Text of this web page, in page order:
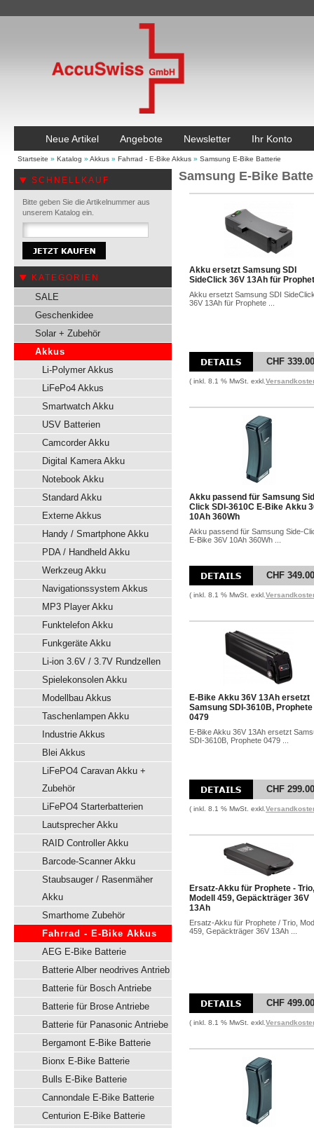
Neue Artikel Angebote Newsletter Ihr Konto
Startseite » Katalog » Akkus » Fahrrad - E-Bike Akkus » Samsung E-Bike Batterie
SCHNELLKAUF
Bitte geben Sie die Artikelnummer aus
unserem Katalog ein.
KATEGORIEN
SALE
Geschenkidee
Solar + Zubehör
Akkus
Li-Polymer Akkus
LiFePo4 Akkus
Smartwatch Akku
USV Batterien
Camcorder Akku
Digital Kamera Akku
Notebook Akku
Standard Akku
Externe Akkus
Handy / Smartphone Akku
PDA / Handheld Akku
Werkzeug Akku
Navigationssystem Akkus
MP3 Player Akku
Funktelefon Akku
Funkgeräte Akku
Li-ion 3.6V / 3.7V Rundzellen
Spielekonsolen Akku
Modellbau Akkus
Taschenlampen Akku
Industrie Akkus
Blei Akkus
LiFePO4 Caravan Akku +
Zubehör
LiFePO4 Starterbatterien
Lautsprecher Akku
RAID Controller Akku
Barcode-Scanner Akku
Staubsauger / Rasenmäher
Akku
Smarthome Zubehör
Fahrrad - E-Bike Akkus
AEG E-Bike Batterie
Batterie Alber neodrives Antrieb
Batterie für Bosch Antriebe
Batterie für Brose Antriebe
Batterie für Panasonic Antriebe
Bergamont E-Bike Batterie
Bionx E-Bike Batterie
Bulls E-Bike Batterie
Cannondale E-Bike Batterie
Centurion E-Bike Batterie
Samsung E-Bike
Akku ersetzt Samsung SDI
SideClick 36V 13Ah für
Akku ersetzt Samsung SDI
36V 13Ah für Prophete ...
CHF 339.00
( inkl. 8.1 % MwSt. exkl.
Akku passend für Samsung
Click SDI-3610C E-Bike Akku
10Ah 360Wh
Akku passend für Samsung Side-
E-Bike 36V 10Ah 360Wh ...
CHF 349.00
( inkl. 8.1 % MwSt. exkl.
E-Bike Akku 36V 13Ah ersetzt
Samsung SDI-3610B, Prophete
0479
E-Bike Akku 36V 13Ah ersetzt
SDI-3610B, Prophete 0479 ...
CHF 299.00
( inkl. 8.1 % MwSt. exkl.
Ersatz-Akku für Prophete - Trio,
Modell 459, Gepäckträger 36V
13Ah
Ersatz-Akku für Prophete / Trio,
459, Gepäckträger 36V 13Ah ...
CHF 499.00
( inkl. 8.1 % MwSt. exkl.